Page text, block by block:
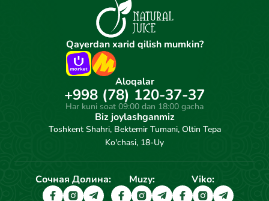
Qayerdan xarid qilish mumkin?
Aloqalar
+998 (78) 120-37-37
Har kuni soat 09:00 dan 18:00 gacha
Biz joylashganmiz
Toshkent Shahri, Bektemir Tumani, Oltin Tepa
Ko'chasi, 18-Uy
Сочная Долина: Muzy: Viko: